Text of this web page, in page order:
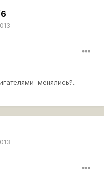
менялись?..